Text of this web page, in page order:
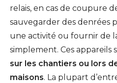
relais, en cas de coupure
sauvegarder des denrées
une activité ou fournir de
simplement. Ces
sur les chantiers ou lors
maisons. La plupart